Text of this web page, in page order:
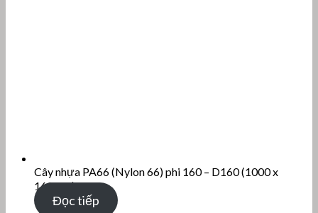
Cây nhựa PA66 (Nylon 66) phi 160 – D160 (1000 x
160mm)
Đọc tiếp